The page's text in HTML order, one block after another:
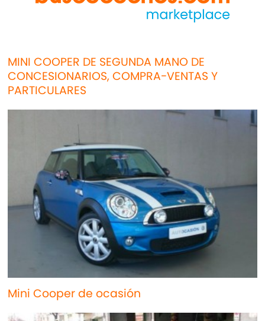
MINI COOPER DE SEGUNDA MANO DE
CONCESIONARIOS, COMPRA-VENTAS Y
PARTICULARES
Mini Cooper de ocasión